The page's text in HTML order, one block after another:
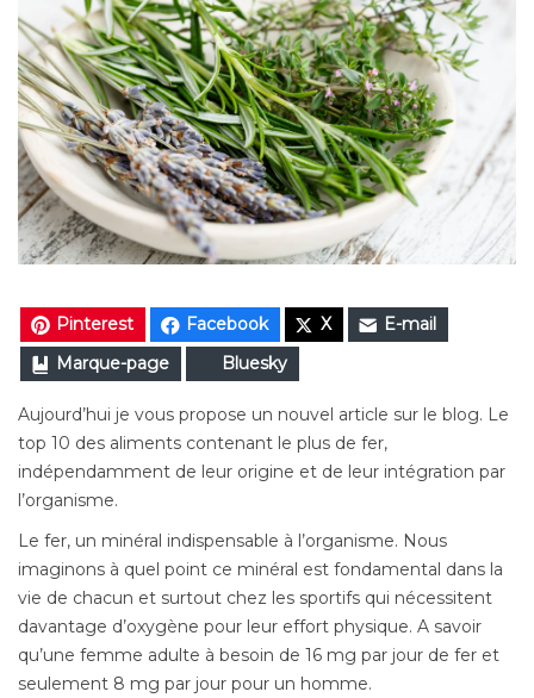
Pinterest Facebook X
E-mail
Marque-page
Bluesky
Aujourd’hui je vous propose un nouvel article sur le blog. Le
top 10 des aliments contenant le plus de fer,
indépendamment de leur origine et de leur intégration par
l’organisme.
Le fer, un minéral indispensable à l’organisme. Nous
imaginons à quel point ce minéral est fondamental dans la
vie de chacun et surtout chez les sportifs qui nécessitent
davantage d’oxygène pour leur effort physique. A savoir
qu’une femme adulte à besoin de 16 mg par jour de fer et
seulement 8 mg par jour pour un homme.